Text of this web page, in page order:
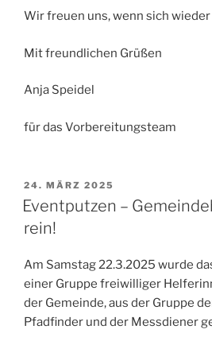
Wir freuen uns, wenn sich
Mit freundlichen Grüßen
Anja Speidel
für das Vorbereitungsteam
VERÖFFENTLICHT
AM
24. MÄRZ 2025
Eventputzen –
rein!
Am Samstag 22.3.2025 wurde
einer Gruppe freiwilliger
der Gemeinde, aus der Gruppe
Pfadfinder und der Messdiener